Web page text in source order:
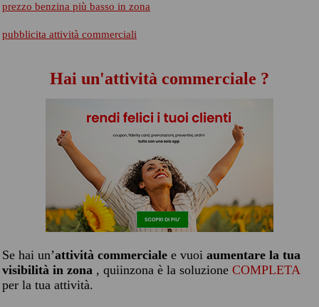
prezzo benzina più basso in zona
pubblicita attività commerciali
Hai un'attività commerciale ?
Se hai un’attività commerciale e vuoi aumentare la tua
visibilità in zona , quiinzona è la soluzione COMPLETA
per la tua attività.